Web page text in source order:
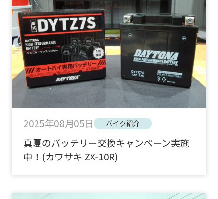
2025年08月05日 バイク紹介
真夏のバッテリー交換キャンペーン実施
中！(カワサキ ZX-10R)